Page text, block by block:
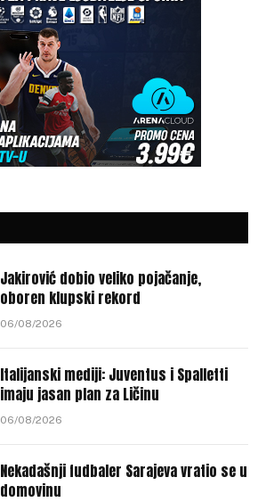
Jakirović dobio veliko pojačanje,
oboren klupski rekord
06/08/2026
Italijanski mediji: Juventus i Spalletti
imaju jasan plan za Ličinu
06/08/2026
Nekadašnji fudbaler Sarajeva vratio se u
domovinu